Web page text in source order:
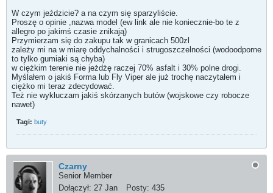
W czym jeździcie? a na czym się sparzyliście.
Proszę o opinie ,nazwa model (ew link ale nie koniecznie-bo te z
allegro po jakimś czasie znikają)
Przymierzam się do zakupu tak w granicach 500zl
zależy mi na w miarę oddychalności i strugoszczelności (wodoodporne
to tylko gumiaki są chyba)
w ciężkim terenie nie jeżdżę raczej 70% asfalt i 30% polne drogi.
Myślałem o jakiś Forma lub Fly Viper ale już trochę naczytałem i
ciężko mi teraz zdecydować.
Też nie wykluczam jakiś skórzanych butów (wojskowe czy robocze
nawet)
Tagi: buty
Czarny
Senior Member
Dołączył: 27 Jan Posty: 435